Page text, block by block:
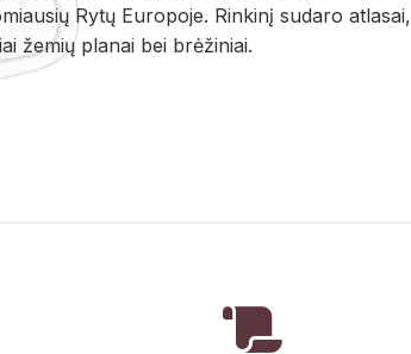
Rytų Eu­ro­po­je. Rin­ki­nį su­da­ro at­la­sai,
že­mių pla­nai bei brė­ži­niai.